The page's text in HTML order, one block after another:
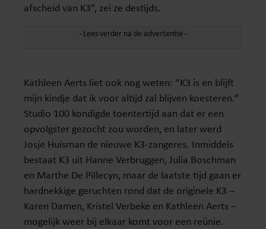
afscheid van K3”, zei ze destijds.
Kathleen Aerts liet ook nog weten: “K3 is en blijft
mijn kindje dat ik voor altijd zal blijven koesteren.”
Studio 100 kondigde toentertijd aan dat er een
opvolgster gezocht zou worden, en later werd
Josje Huisman de nieuwe K3-zangeres. Inmiddels
bestaat K3 uit Hanne Verbruggen, Julia Boschman
en Marthe De Pillecyn, maar de laatste tijd gaan er
hardnekkige geruchten rond dat de originele K3 –
Karen Damen, Kristel Verbeke en Kathleen Aerts –
mogelijk weer bij elkaar komt voor een reünie.